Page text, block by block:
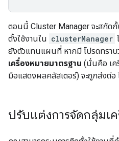
ตอนนี้ Cluster Manager จะสกัด
ตั้งใช้งานใน clusterManager
ยังตัวแทนแผนที่ หากมี โปรดทราบ
เครื่องหมายมาตรฐาน (นั่นคือ เค
มือแสดงผลคลัสเตอร์) จะถูกส่งต่
ปรับแต่งการจัดกลุ่มเ